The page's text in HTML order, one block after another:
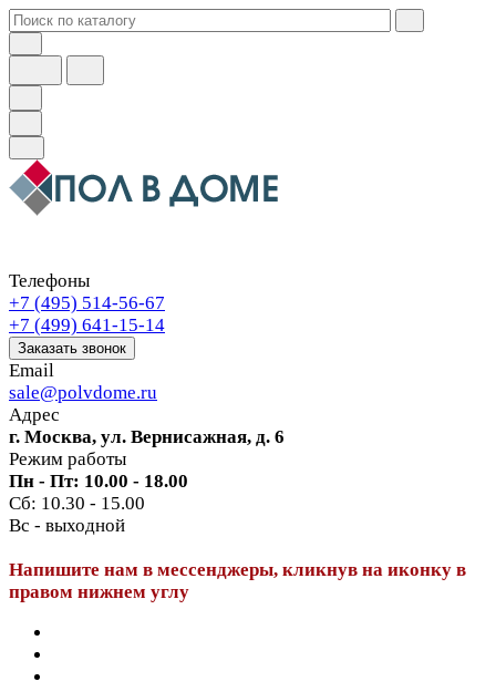
Телефоны
+7 (495) 514-56-67
+7 (499) 641-15-14
Заказать звонок
Email
sale@polvdome.ru
Адрес
г. Москва, ул. Вернисажная, д. 6
Режим работы
Пн - Пт: 10.00 - 18.00
Сб: 10.30 - 15.00
Вс - выходной
Напишите нам в мессенджеры, кликнув на иконку в
правом нижнем углу